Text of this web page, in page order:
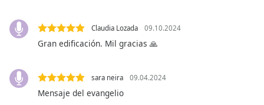
subtitles
settings,
opens
settings
dialog
subtitles
Claudia Lozada 09.10.2024
Gran edificación. Mil gracias 🙏
sara neira 09.04.2024
Mensaje del evangelio